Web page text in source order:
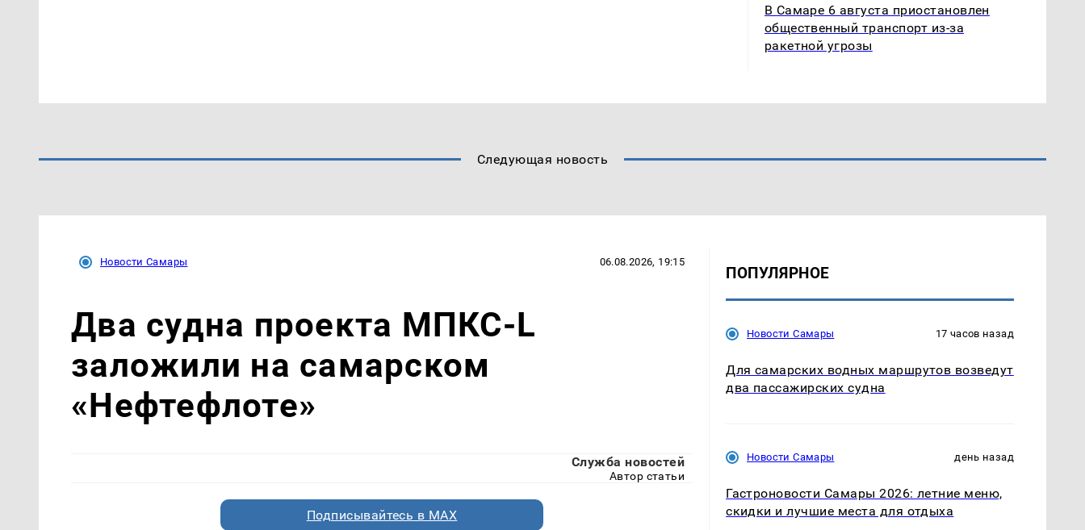
В Самаре 6 августа приостановлен
общественный транспорт из-за
ракетной угрозы
Следующая новость
Новости Самары 06.08.2026, 19:15
Два судна проекта МПКС-L
заложили на самарском
«Нефтефлоте»
Служба новостей
Автор статьи
Подписывайтесь в MAX
ПОПУЛЯРНОЕ
Новости Самары 17 часов назад
Для самарских водных маршрутов возведут
два пассажирских судна
Новости Самары день назад
Гастроновости Самары 2026: летние меню,
скидки и лучшие места для отдыха